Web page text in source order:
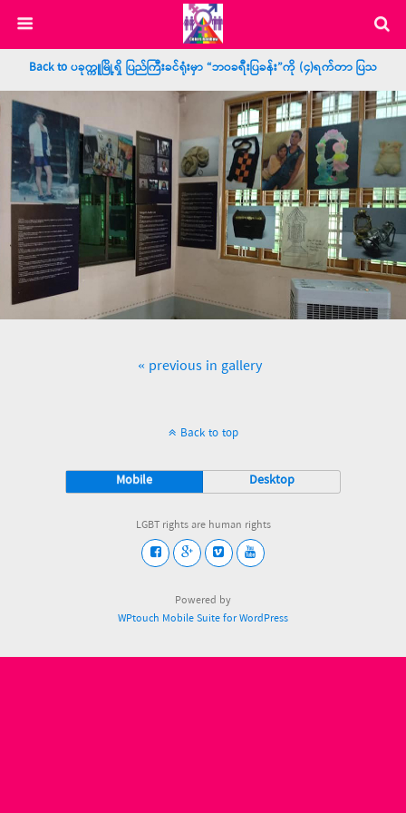
Back to ပခုက္ကူမြို့ရှိ ပြည်ကြီးခင်ရုံးမှာ “ဘဝခရီးပြခန်း”ကို (၄)ရက်တာ ပြသ
« previous in gallery
Back to top
Mobile Desktop
LGBT rights are human rights
Powered by
WPtouch Mobile Suite for WordPress